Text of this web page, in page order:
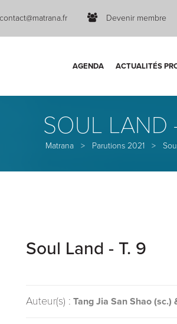
contact@matrana.fr Devenir membre
AGENDA ACTUALITÉS
SOUL LAND
Matrana > Parutions 2021 >
Soul Land - T. 9
Auteur(s) : Tang Jia San Shao (sc.)